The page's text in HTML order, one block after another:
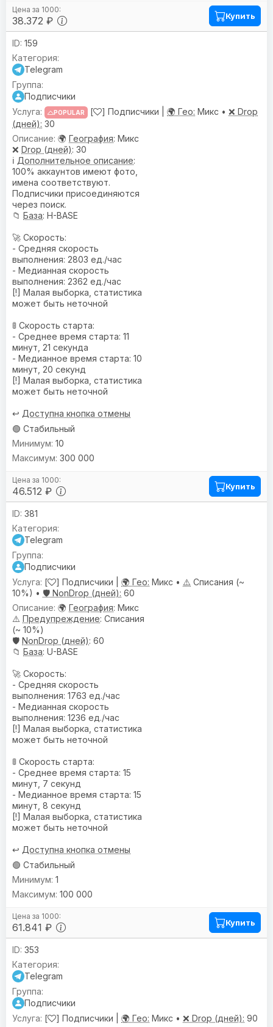
38.372 ₽ Купить
159
Telegram
Подписчики
POPULAR [ ] Подписчики | 🌍 Гео: Микс • ❌ Drop
(дней): 30
🌍 География: Микс
❌ Drop (дней): 30
ℹ️ Дополнительное описание:
100% аккаунтов имеют фото,
имена соответствуют.
Подписчики присоединяются
через поиск.
📁 База: H-BASE
🚀 Скорость:
- Средняя скорость
выполнения: 2803 ед./час
- Медианная скорость
выполнения: 2362 ед./час
[!] Малая выборка, статистика
может быть неточной
🚦 Скорость старта:
- Среднее время старта: 11
минут, 21 секунда
- Медианное время старта: 10
минут, 20 секунд
[!] Малая выборка, статистика
может быть неточной
↩️ Доступна кнопка отмены
🟢 Стабильный
46.512 ₽
10
300 000
Купить
381
Telegram
Подписчики
[
] Подписчики | 🌍 Гео: Микс • ⚠️ Списания (~
10%) • 🛡️ NonDrop (дней): 60
🌍 География: Микс
⚠️ Предупреждениe: Списания
(~ 10%)
🛡️ NonDrop (дней): 60
📁 База: U-BASE
🚀 Скорость:
- Средняя скорость
выполнения: 1763 ед./час
- Медианная скорость
выполнения: 1236 ед./час
[!] Малая выборка, статистика
может быть неточной
🚦 Скорость старта:
- Среднее время старта: 15
минут, 7 секунд
- Медианное время старта: 15
минут, 8 секунд
[!] Малая выборка, статистика
может быть неточной
↩️ Доступна кнопка отмены
🟢 Стабильный
61.841 ₽
1
100 000
Купить
353
Telegram
Подписчики
[
] Подписчики | 🌍 Гео: Микс • ❌ Drop (дней): 90